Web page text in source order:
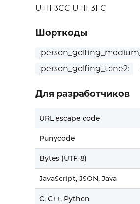
U+1F3CC U+1F3FC
Шорткоды
:person_golfing_tone2:
Для разработчиков
URL escape code
Punycode
Bytes (UTF-8)
JavaScript, JSON, Java
C, C++, Python